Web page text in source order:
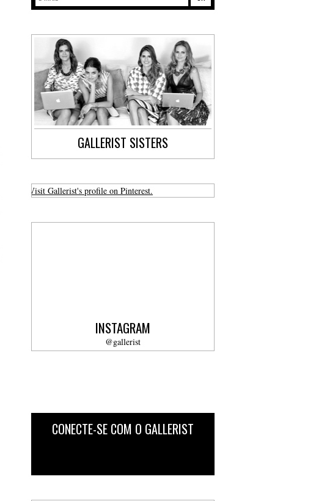
GALLERIST SISTERS
Visit Gallerist's profile on Pinterest.
INSTAGRAM
@gallerist
CONECTE-SE COM O GALLERIST